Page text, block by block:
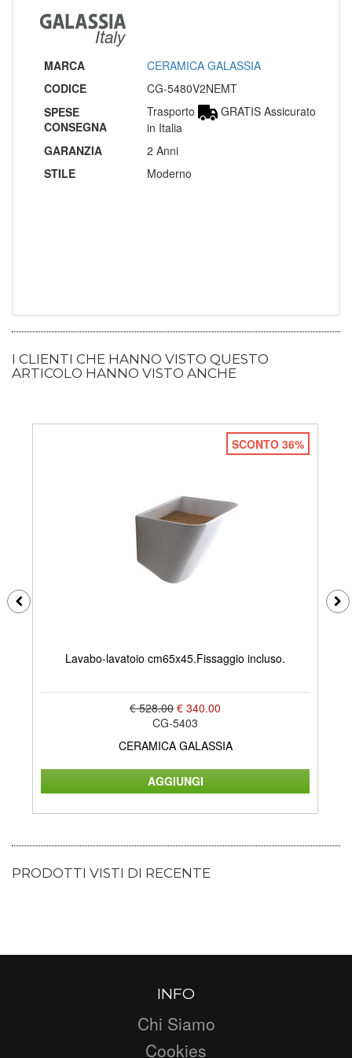
MARCA
CERAMICA GALASSIA
CODICE
CG-5480V2NEMT
SPESE
CONSEGNA
Trasporto
GRATIS Assicurato
in Italia
GARANZIA
2 Anni
STILE
Moderno
I CLIENTI CHE HANNO VISTO QUESTO
ARTICOLO HANNO VISTO ANCHE
SCONTO 36%
Lavabo-lavatoio cm65x45.Fissaggio incluso.
€ 528.00 € 340.00
CG-5403
CERAMICA GALASSIA
PRODOTTI VISTI DI RECENTE
INFO
Chi Siamo
Cookies